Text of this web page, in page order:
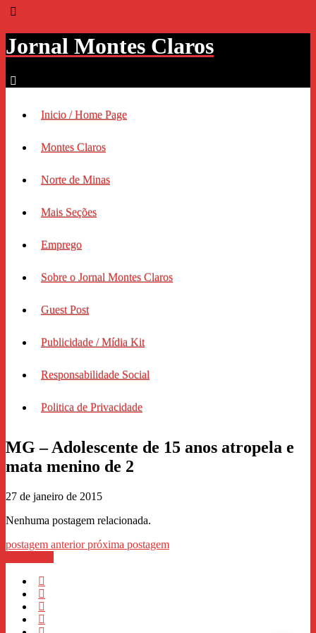
Jornal Montes Claros
Inicio / Home Page
Montes Claros
Norte de Minas
Mais Seções
Emprego
Sobre o Jornal Montes Claros
Guest Post
Publicidade / Mídia Kit
Responsabilidade Social
Politica de Privacidade
MG – Adolescente de 15 anos atropela e
mata menino de 2
27 de janeiro de 2015
Nenhuma postagem relacionada.
postagem anteriorpróxima postagem